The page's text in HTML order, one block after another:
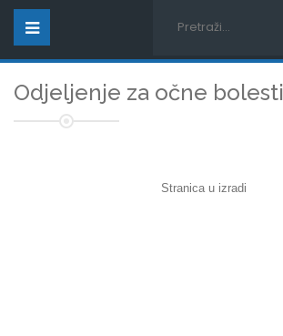
Odjeljenje za očne bolesti
Stranica u izradi